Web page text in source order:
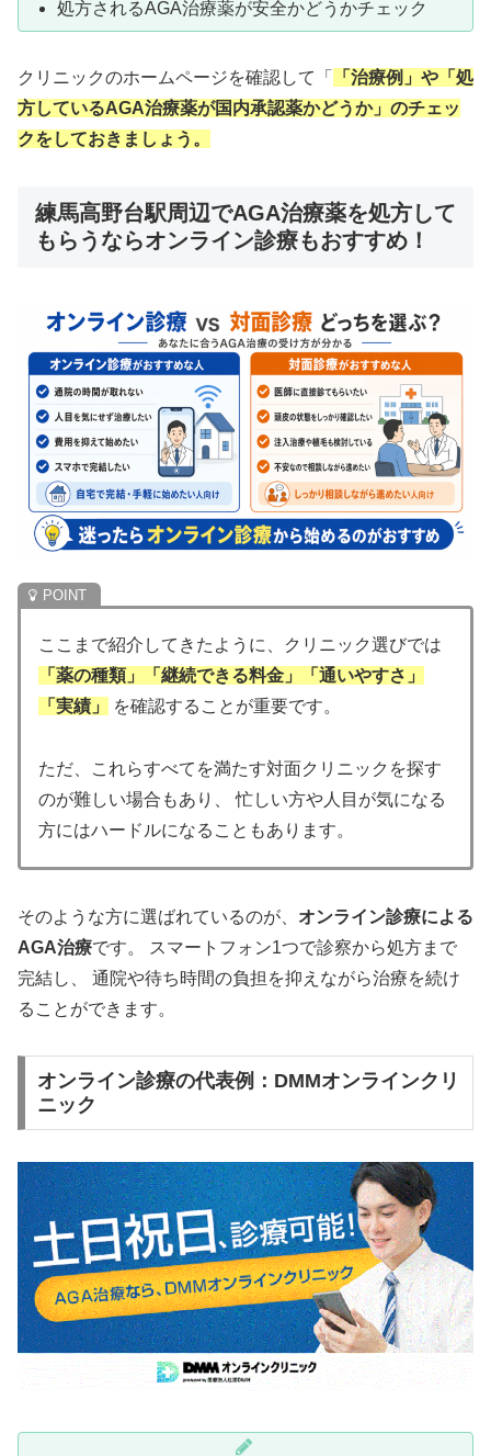
処方されるAGA治療薬が安全かどうかチェック
クリニックのホームページを確認して「
「治療例」や「処
方しているAGA治療薬が国内承認薬かどうか」のチェッ
クをしておきましょう。
練馬高野台駅周辺でAGA治療薬を処方して
もらうならオンライン診療もおすすめ！
ここまで紹介してきたように、クリニック選びでは
「薬の種類」「継続できる料金」「通いやすさ」
「実績」
を確認することが重要です。
ただ、これらすべてを満たす対面クリニックを探す
のが難しい場合もあり、 忙しい方や人目が気になる
方にはハードルになることもあります。
そのような方に選ばれているのが、 オンライン診療による
AGA治療です。 スマートフォン1つで診察から処方まで
完結し、 通院や待ち時間の負担を抑えながら治療を続け
ることができます。
オンライン診療の代表例：DMMオンラインクリ
ニック